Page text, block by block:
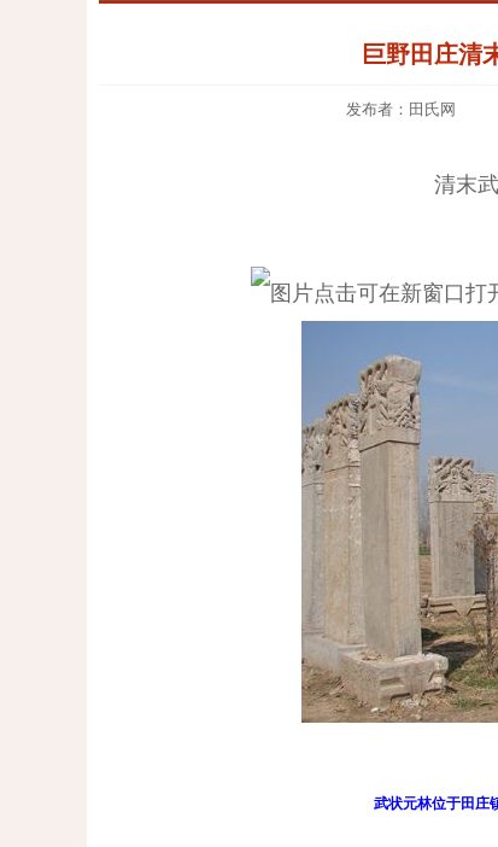
巨野田庄清
发布者：田氏网
清末
武状元林位于田庄